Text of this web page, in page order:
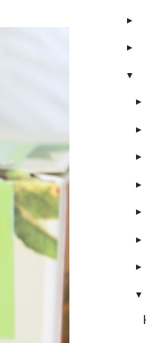
►
►
▼
►
►
►
►
►
►
►
▼